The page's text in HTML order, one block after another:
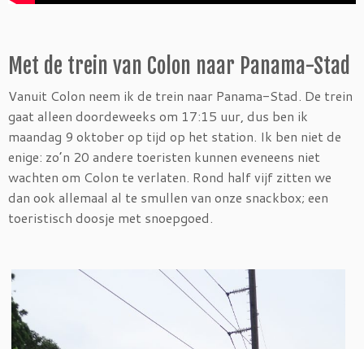
Met de trein van Colon naar Panama-Stad
Vanuit Colon neem ik de trein naar Panama-Stad. De trein
gaat alleen doordeweeks om 17:15 uur, dus ben ik
maandag 9 oktober op tijd op het station. Ik ben niet de
enige: zo’n 20 andere toeristen kunnen eveneens niet
wachten om Colon te verlaten. Rond half vijf zitten we
dan ook allemaal al te smullen van onze snackbox; een
toeristisch doosje met snoepgoed.